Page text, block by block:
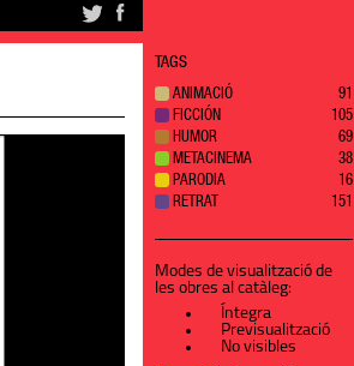
TAGS
ANIMACIÓ
91
FICCIÓN
105
HUMOR
69
METACINEMA
38
PARODIA
16
RETRAT
151
Modes de visualització de
les obres al catàleg:
Íntegra
Previsualització
No visibles